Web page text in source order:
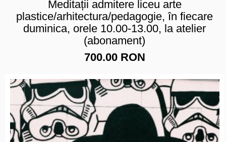
Meditații admitere liceu arte
plastice/arhitectura/pedagogie, în fiecare
duminica, orele 10.00-13.00, la atelier
(abonament)
700.00 RON